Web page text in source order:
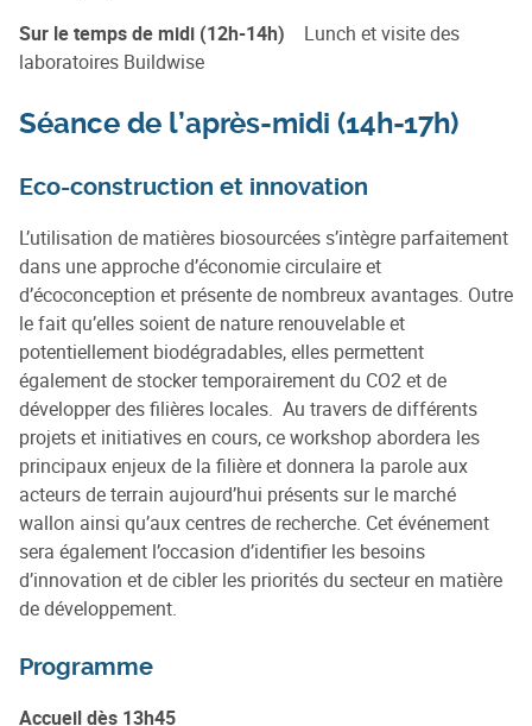
Sur le temps de midi (12h-14h)
Lunch et visite des
laboratoires Buildwise
Séance de l’après-midi (14h-17h)
Eco-construction et innovation
L’utilisation de matières biosourcées s’intègre parfaitement
dans une approche d’économie circulaire et
d’écoconception et présente de nombreux avantages. Outre
le fait qu’elles soient de nature renouvelable et
potentiellement biodégradables, elles permettent
également de stocker temporairement du CO2 et de
développer des filières locales. Au travers de différents
projets et initiatives en cours, ce workshop abordera les
principaux enjeux de la filière et donnera la parole aux
acteurs de terrain aujourd’hui présents sur le marché
wallon ainsi qu’aux centres de recherche. Cet événement
sera également l’occasion d’identifier les besoins
d’innovation et de cibler les priorités du secteur en matière
de développement.
Programme
Accueil dès 13h45